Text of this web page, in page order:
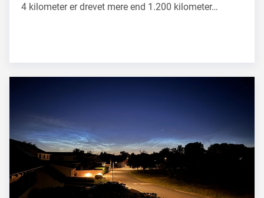
4 kilometer er drevet mere end 1.200 kilometer…